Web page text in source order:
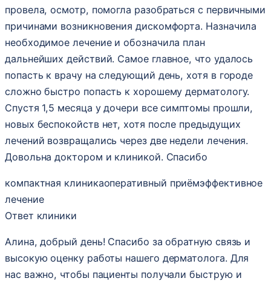
провела, осмотр, помогла разобраться с первичными
причинами возникновения дискомфорта. Назначила
необходимое лечение и обозначила план
дальнейших действий. Самое главное, что удалось
попасть к врачу на следующий день, хотя в городе
сложно быстро попасть к хорошему дерматологу.
Спустя 1,5 месяца у дочери все симптомы прошли,
новых беспокойств нет, хотя после предыдущих
лечений возвращались через две недели лечения.
Довольна доктором и клиникой. Спасибо
компактная клиникаоперативный приёмэффективное
лечение
Ответ клиники
Алина, добрый день! Спасибо за обратную связь и
высокую оценку работы нашего дерматолога. Для
нас важно, чтобы пациенты получали быструю и